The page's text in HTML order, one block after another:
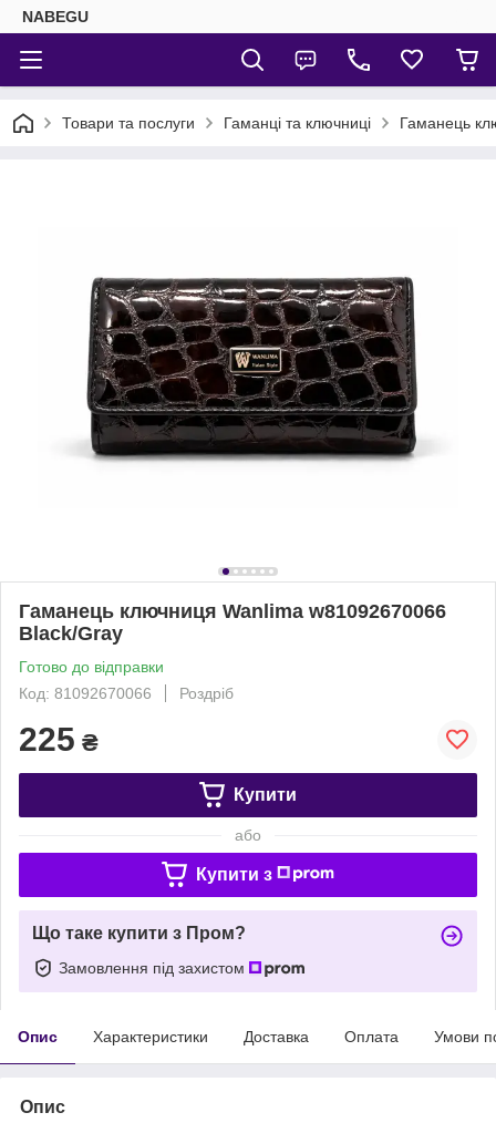
NABEGU
Товари та послуги Гаманці та ключниці Гаманець
Гаманець ключниця Wanlima w81092670066
Black/Gray
Готово до відправки
Код: 81092670066
Роздріб
225 ₴
Купити
або
Купити з
Що таке купити з Пром?
Замовлення під захистом
Опис Характеристики Доставка Оплата Умови
Опис